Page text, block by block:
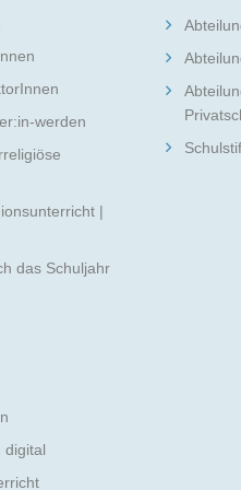
werden
|
das Schuljahr
digital